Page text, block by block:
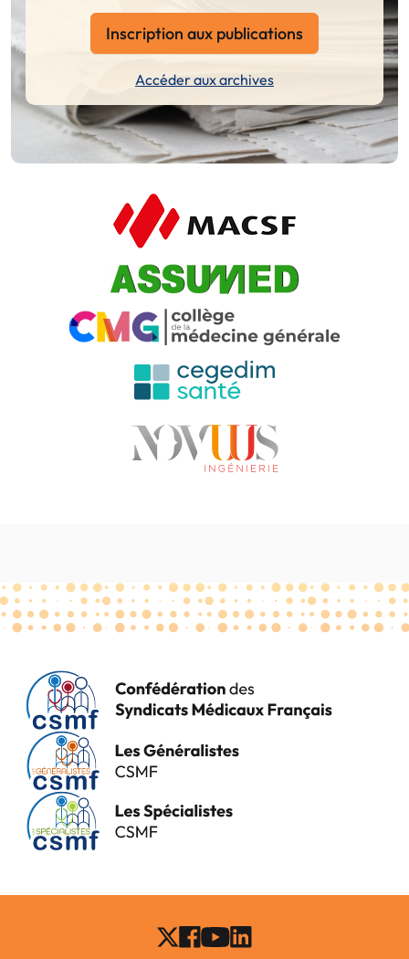
Inscription aux publications
Accéder aux archives